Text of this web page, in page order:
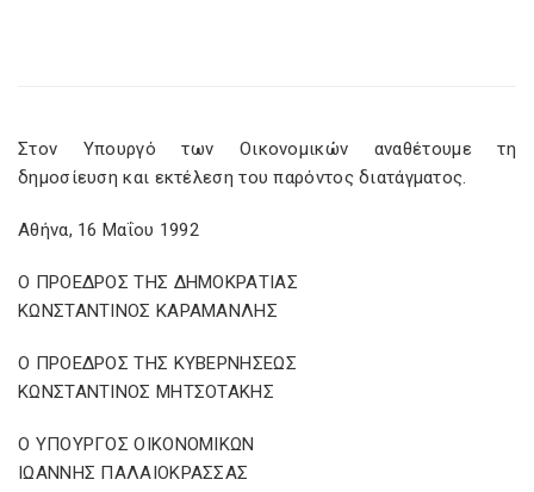
Στον Υπουργό των Οικονομικών αναθέτουμε τη
δημοσίευση και εκτέλεση του παρόντος διατάγματος.
Αθήνα, 16 Μαΐου 1992
Ο ΠΡΟΕΔΡΟΣ ΤΗΣ ΔΗΜΟΚΡΑΤΙΑΣ
ΚΩΝΣΤΑΝΤΙΝΟΣ ΚΑΡΑΜΑΝΛΗΣ
Ο ΠΡΟΕΔΡΟΣ ΤΗΣ ΚΥΒΕΡΝΗΣΕΩΣ
ΚΩΝΣΤΑΝΤΙΝΟΣ ΜΗΤΣΟΤΑΚΗΣ
Ο ΥΠΟΥΡΓΟΣ ΟΙΚΟΝΟΜΙΚΩΝ
ΙΩΑΝΝΗΣ ΠΑΛΑΙΟΚΡΑΣΣΑΣ